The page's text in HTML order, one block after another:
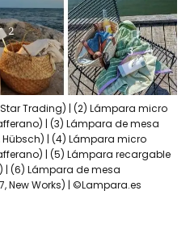
Star Trading) | (2) Lámpara micro
| (3) Lámpara de mesa
Hübsch) | (4) Lámpara micro
| (5) Lámpara recargable
| (6) Lámpara de mesa
New Works) | ©Lampara.es